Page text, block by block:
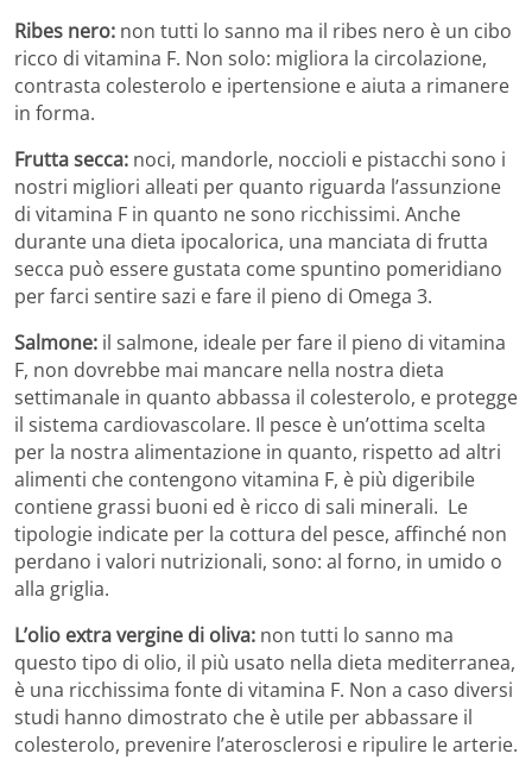
Ribes nero: non tutti lo sanno ma il ribes nero è un cibo
ricco di vitamina F. Non solo: migliora la circolazione,
contrasta colesterolo e ipertensione e aiuta a rimanere
in forma.
Frutta secca: noci, mandorle, noccioli e pistacchi sono i
nostri migliori alleati per quanto riguarda l’assunzione
di vitamina F in quanto ne sono ricchissimi. Anche
durante una dieta ipocalorica, una manciata di frutta
secca può essere gustata come spuntino pomeridiano
per farci sentire sazi e fare il pieno di Omega 3.
Salmone: il salmone, ideale per fare il pieno di vitamina
F, non dovrebbe mai mancare nella nostra dieta
settimanale in quanto abbassa il colesterolo, e protegge
il sistema cardiovascolare. Il pesce è un’ottima scelta
per la nostra alimentazione in quanto, rispetto ad altri
alimenti che contengono vitamina F, è più digeribile
contiene grassi buoni ed è ricco di sali minerali. Le
tipologie indicate per la cottura del pesce, affinché non
perdano i valori nutrizionali, sono: al forno, in umido o
alla griglia.
L’olio extra vergine di oliva: non tutti lo sanno ma
questo tipo di olio, il più usato nella dieta mediterranea,
è una ricchissima fonte di vitamina F. Non a caso diversi
studi hanno dimostrato che è utile per abbassare il
colesterolo, prevenire l’aterosclerosi e ripulire le arterie.